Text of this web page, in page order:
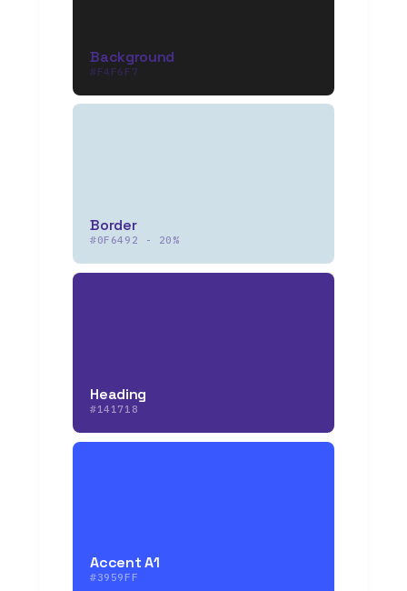
Background
#F4F6F7
Border
#0F6492 - 20%
Heading
#141718
Accent A1
#3959FF